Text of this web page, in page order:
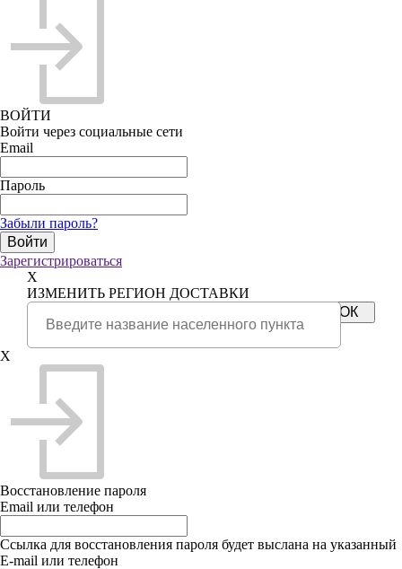
ВОЙТИ
Войти через социальные сети
Email
Пароль
Забыли пароль?
Зарегистрироваться
X
ИЗМЕНИТЬ РЕГИОН ДОСТАВКИ
X
Восстановление пароля
Email или телефон
Ссылка для восстановления пароля будет выслана на указанный
E-mail или телефон